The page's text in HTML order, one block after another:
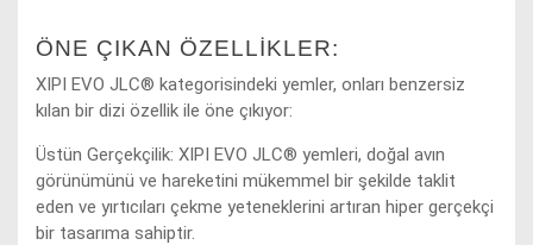
ÖNE ÇIKAN ÖZELLIKLER:
XIPI EVO JLC® kategorisindeki yemler, onları benzersiz
kılan bir dizi özellik ile öne çıkıyor:
Üstün Gerçekçilik: XIPI EVO JLC® yemleri, doğal avın
görünümünü ve hareketini mükemmel bir şekilde taklit
eden ve yırtıcıları çekme yeteneklerini artıran hiper gerçekçi
bir tasarıma sahiptir.